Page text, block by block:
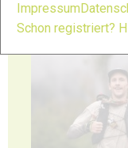
Impressum
Schon registriert?